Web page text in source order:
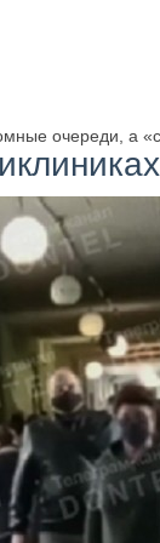
очереди, а